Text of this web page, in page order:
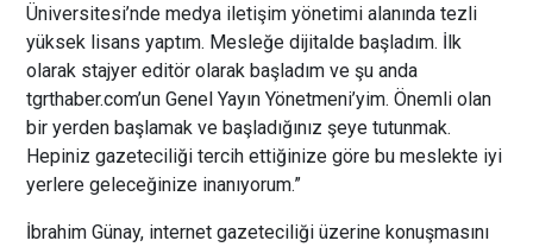
Üniversitesi’nde medya iletişim yönetimi alanında tezli
yüksek lisans yaptım. Mesleğe dijitalde başladım. İlk
olarak stajyer editör olarak başladım ve şu anda
tgrthaber.com’un Genel Yayın Yönetmeni’yim. Önemli olan
bir yerden başlamak ve başladığınız şeye tutunmak.
Hepiniz gazeteciliği tercih ettiğinize göre bu meslekte iyi
yerlere geleceğinize inanıyorum.”
İbrahim Günay, internet gazeteciliği üzerine konuşmasını